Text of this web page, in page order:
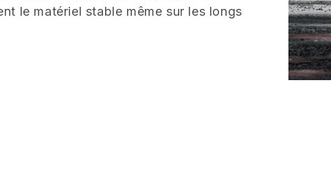
le matériel stable même sur les longs